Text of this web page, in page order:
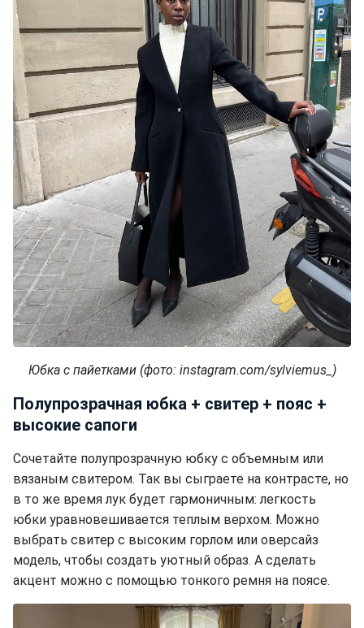
Юбка с пайетками (фото: instagram.com/sylviemus_)
Полупрозрачная юбка + свитер + пояс +
высокие сапоги
Сочетайте полупрозрачную юбку с объемным или
вязаным свитером. Так вы сыграете на контрасте, но
в то же время лук будет гармоничным: легкость
юбки уравновешивается теплым верхом. Можно
выбрать свитер с высоким горлом или оверсайз
модель, чтобы создать уютный образ. А сделать
акцент можно с помощью тонкого ремня на поясе.